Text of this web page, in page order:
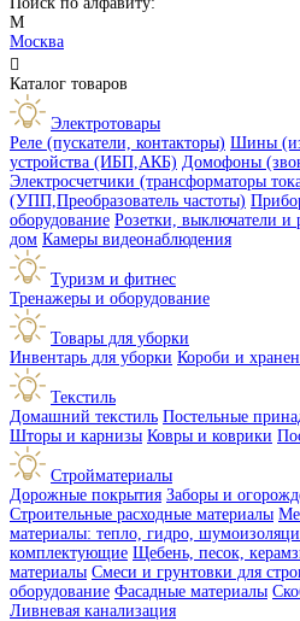
М
Москва

Каталог товаров
Электротовары
Реле (пускатели, контакторы) Шины
устройства (ИБП,АКБ) Домофоны
Электросчетчики (трансформаторы
(УПП,Преобразователь частоты)
оборудование Розетки, выключатели и
дом Камеры видеонаблюдения
Туризм и фитнес
Тренажеры и оборудование
Товары для уборки
Инвентарь для уборки Короби и
Текстиль
Домашний текстиль Постельные
Шторы и карнизы Ковры и коврики
Стройматериалы
Дорожные покрытия Заборы и
Строительные расходные материалы
материалы: тепло, гидро,
комплектующие Щебень, песок,
материалы Смеси и грунтовки для
оборудование Фасадные материалы
Ливневая канализация